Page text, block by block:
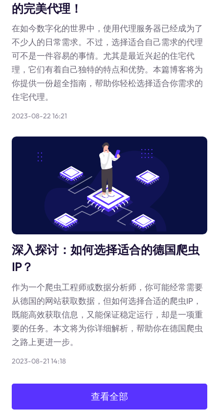
的完美代理！
在如今数字化的世界中，使用代理服务器已经成为了
不少人的日常需求。不过，选择适合自己需求的代理
可不是一件容易的事情。尤其是最近兴起的住宅代
理，它们有着自己独特的特点和优势。本篇博客将为
你提供一份超全指南，帮助你轻松选择适合你需求的
住宅代理。
2023-08-22 16:21
深入探讨：如何选择适合的德国爬虫
IP？
作为一个爬虫工程师或数据分析师，你可能经常需要
从德国的网站获取数据，但如何选择合适的爬虫IP，
既能高效获取信息，又能保证稳定运行，却是一项重
要的任务。本文将为你详细解析，帮助你在德国爬虫
之路上更进一步。
2023-08-21 14:18
查看全部